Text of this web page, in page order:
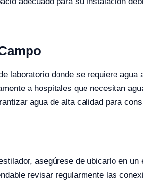
laboratorio donde se requiere
a hospitales que necesitan
agua de alta calidad para
asegúrese de ubicarlo en
revisar regularmente las